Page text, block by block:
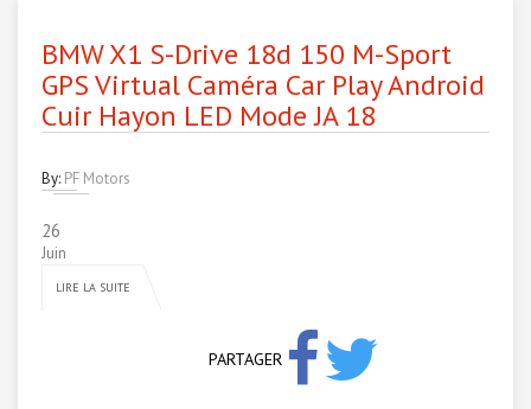
BMW X1 S-Drive 18d 150 M-Sport
GPS Virtual Caméra Car Play Android
Cuir Hayon LED Mode JA 18
By: PF Motors
26
Juin
LIRE LA SUITE
PARTAGER